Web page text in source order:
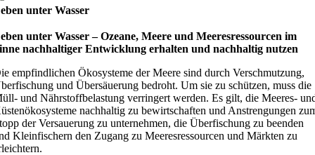
unter Wasser
unter Wasser – Oze­ane, Meere und Mee­res­res­sour­cen im
nach­hal­ti­ger Ent­wick­lung erhal­ten und nach­hal­tig nut­zen
empfindlichen Ökosysteme der Meere sind durch Verschmutzung,
und Übersäuerung bedroht. Um sie zu schützen, muss die
und Nährstoffbelastung verringert werden. Es gilt, die Meeres-
nachhaltig zu bewirtschaften und Anstrengungen
der Versauerung zu unternehmen, die Überfischung zu beenden
Kleinfischern den Zugang zu Meeresressourcen und Märkten zu